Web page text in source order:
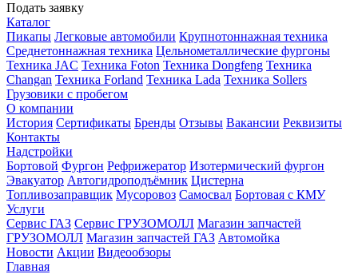
Подать заявку
Каталог
Пикапы Легковые автомобили Крупнотоннажная техника
Среднетоннажная техника Цельнометаллические фургоны
Техника JAC Техника Foton Техника Dongfeng Техника
Changan Техника Forland Техника Lada Техника Sollers
Грузовики с пробегом
О компании
История Сертификаты Бренды Отзывы Вакансии Реквизиты
Контакты
Надстройки
Бортовой Фургон Рефрижератор Изотермический фургон
Эвакуатор Автогидроподъёмник Цистерна
Топливозаправщик Мусоровоз Самосвал Бортовая с КМУ
Услуги
Сервис ГАЗ Сервис ГРУЗОМОЛЛ Магазин запчастей
ГРУЗОМОЛЛ Магазин запчастей ГАЗ Автомойка
Новости Акции Видеообзоры
Главная